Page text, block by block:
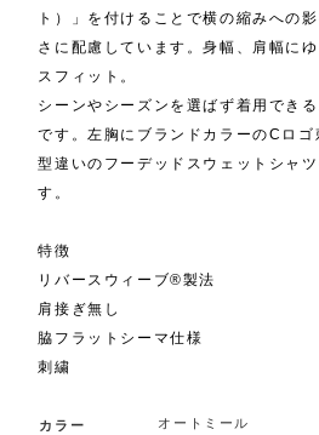
ト）」を付けることで横の縮みへの
さに配慮しています。身幅、肩幅に
スフィット。
シーンやシーズンを選ばず着用でき
です。左胸にブランドカラーのCロゴ
型違いのフーデッドスウェットシャ
す。
特徴
リバースウィーブ®製法
肩接ぎ無し
脇フラットシーマ仕様
刺繍
カラー オートミール